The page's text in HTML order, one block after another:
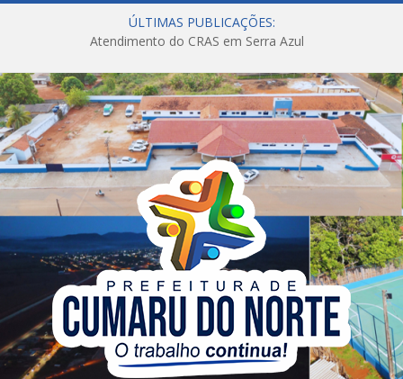
ÚLTIMAS PUBLICAÇÕES:
Atendimento do CRAS em Serra Azul